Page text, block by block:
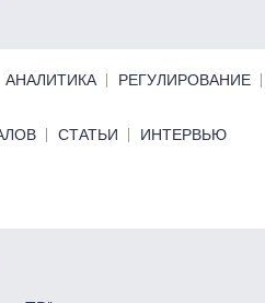
АНАЛИТИКА РЕГУЛИРОВАНИЕ
СТАТЬИ ИНТЕРВЬЮ